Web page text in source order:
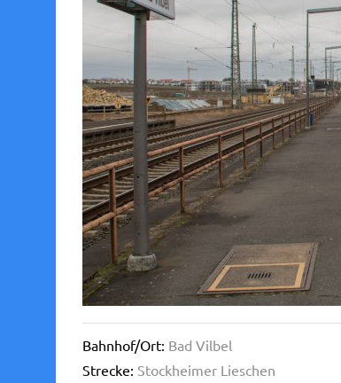
Bahnhof/Ort: Bad Vilbel
Strecke: Stockheimer Lieschen